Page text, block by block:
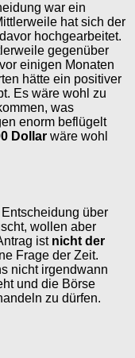
war ein
hat sich der
hochgearbeitet.
gegenüber
einigen Monaten
hätte ein positiver
Es wäre wohl zu
was
enorm beflügelt
Dollar wäre wohl
über
wollen aber
ist nicht der
Frage der Zeit.
nicht irgendwann
und die Börse
zu dürfen.